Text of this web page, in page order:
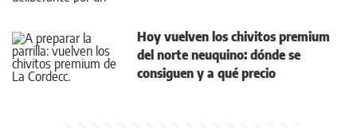
Hoy vuelven los chivitos premium
del norte neuquino: dónde se
consiguen y a qué precio